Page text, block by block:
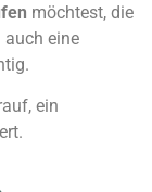
möchtest, die
auch eine
ein